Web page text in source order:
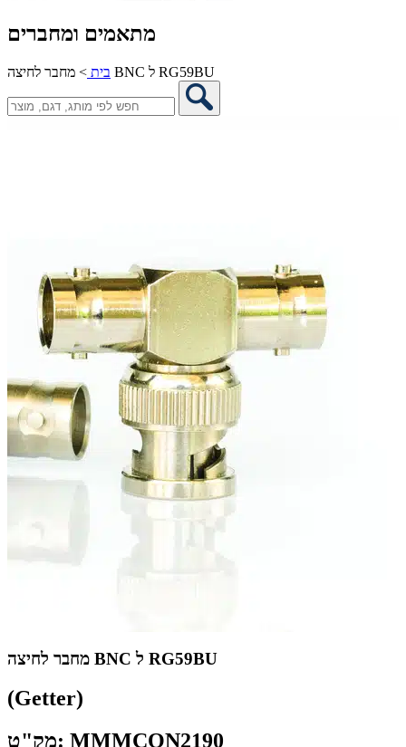
מתאמים ומחברים
בית > מחבר לחיצה BNC ל RG59BU
מחבר לחיצה BNC ל RG59BU
(Getter)
מק"ט: MMMCON2190